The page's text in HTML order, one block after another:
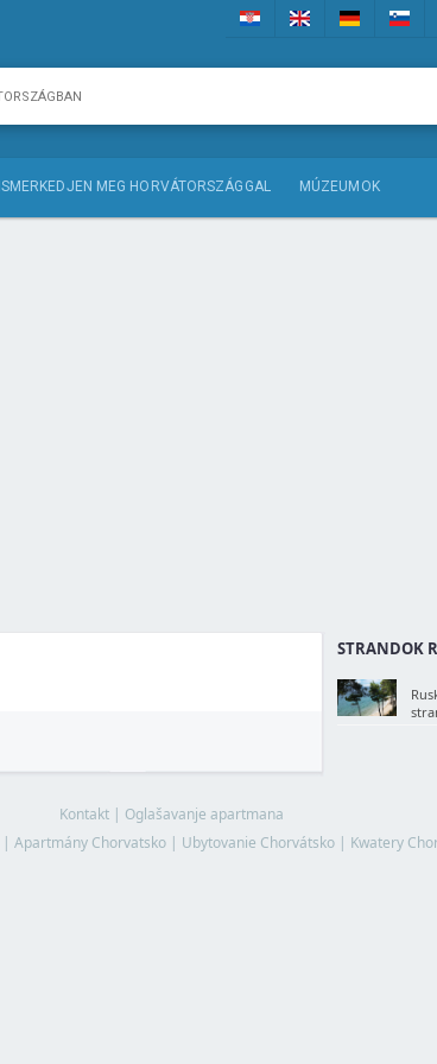
ISMERKEDJEN MEG HORVÁTORSZÁGGAL MÚZEUMOK
STRANDOK
Kontakt| Oglašavanje apartmana
| Apartmány Chorvatsko| Ubytovanie Chorvátsko| Kwatery